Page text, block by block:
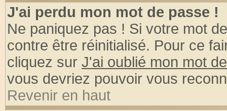
J'ai perdu mon mot de passe !
Ne paniquez pas ! Si votre mot
contre être réinitialisé. Pour ce
cliquez sur J'ai oublié mon mot
vous devriez pouvoir vous
Revenir en haut